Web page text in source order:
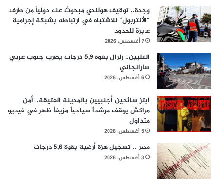
وجدة.. توقيف هولندي مبحوث عنه دولياً من طرف
“الأنتربول” للاشتباه في ارتباطه بشبكة إجرامية
عابرة للحدود
7 أغسطس، 2026
الفلبين.. زلزال بقوة 5,9 درجات يضرب جنوب غربي
سارانجاني
6 أغسطس، 2026
ابتز سائحين أجنبيين بالمدينة العتيقة.. أمن
مراكش يوقف مرشداً سياحياً مزيفاً ظهر في فيديو
متداول
5 أغسطس، 2026
مصر .. تسجيل هزة أرضية بقوة 5,6 درجات
3 أغسطس، 2026